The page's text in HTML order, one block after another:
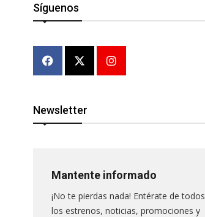
Síguenos
Newsletter
Mantente informado
¡No te pierdas nada! Entérate de todos
los estrenos, noticias, promociones y